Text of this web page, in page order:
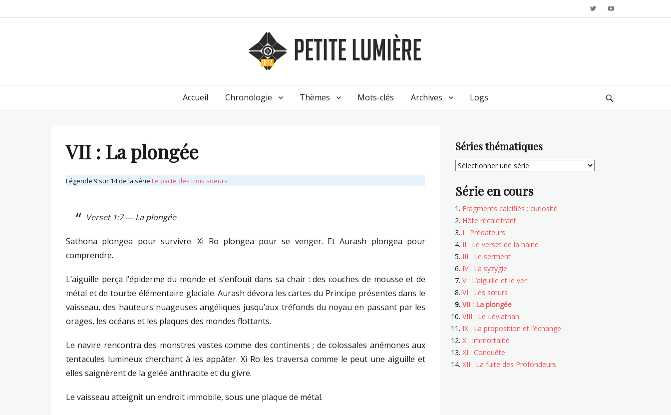
Twitter
menu
Accueil Chronologie Thèmes Mots-clés Archives Logs
VII : La plongée
Légende 9 sur 14 de la série Le pacte des trois soeurs
Verset 1:7 — La plongée
Sathona plongea pour survivre. Xi Ro plongea pour se venger. Et Aurash plongea pour
comprendre.
L’aiguille perça l’épiderme du monde et s’enfouit dans sa chair : des couches de mousse et de
métal et de tourbe élémentaire glaciale. Aurash dévora les cartes du Principe présentes dans le
vaisseau, des hauteurs nuageuses angéliques jusqu’aux tréfonds du noyau en passant par les
orages, les océans et les plaques des mondes flottants.
Le navire rencontra des monstres vastes comme des continents ; de colossales anémones aux
tentacules lumineux cherchant à les appâter. Xi Ro les traversa comme le peut une aiguille et
elles saignèrent de la gelée anthracite et du givre.
Le vaisseau atteignit un endroit immobile, sous une plaque de métal.
Séries thématiques
Série en cours
Fragments calcifiés : curiosité
Hôte récalcitrant
I : Prédateurs
II : Le verset de la haine
III : Le serment
IV : La syzygie
V : L’aiguille et le ver
VI : Les sœurs
VII : La plongée
VIII : Le Léviathan
IX : La proposition et l’échange
X : Immortalité
XI : Conquête
XII : La fuite des Profondeurs